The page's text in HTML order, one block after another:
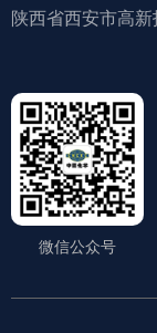
陕西省西安市高
微信公众号